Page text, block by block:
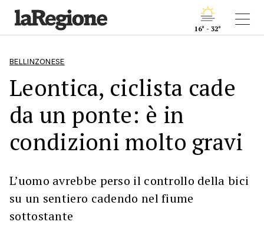
16° - 32°
BELLINZONESE
Leontica, ciclista cade
da un ponte: è in
condizioni molto gravi
L’uomo avrebbe perso il controllo della bici
su un sentiero cadendo nel fiume
sottostante